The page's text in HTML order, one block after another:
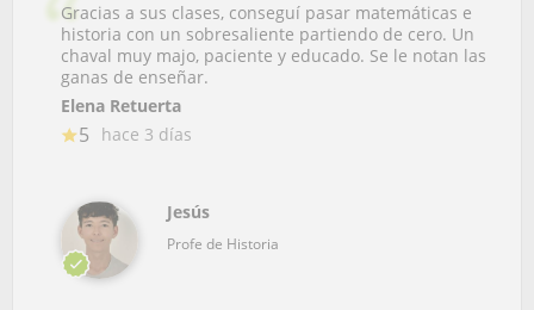
Gracias a sus clases, conseguí pasar matemáticas e
historia con un sobresaliente partiendo de cero. Un
chaval muy majo, paciente y educado. Se le notan las
ganas de enseñar.
Elena Retuerta
5 hace 3 días
Jesús
Profe de Historia